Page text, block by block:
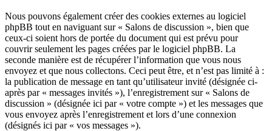
Nous pouvons également créer des cookies externes au logiciel
phpBB tout en naviguant sur « Salons de discussion », bien que
ceux-ci soient hors de portée du document qui est prévu pour
couvrir seulement les pages créées par le logiciel phpBB. La
seconde manière est de récupérer l’information que vous nous
envoyez et que nous collectons. Ceci peut être, et n’est pas limité à :
la publication de message en tant qu’utilisateur invité (désignée ci-
après par « messages invités »), l’enregistrement sur « Salons de
discussion » (désignée ici par « votre compte ») et les messages que
vous envoyez après l’enregistrement et lors d’une connexion
(désignés ici par « vos messages »).